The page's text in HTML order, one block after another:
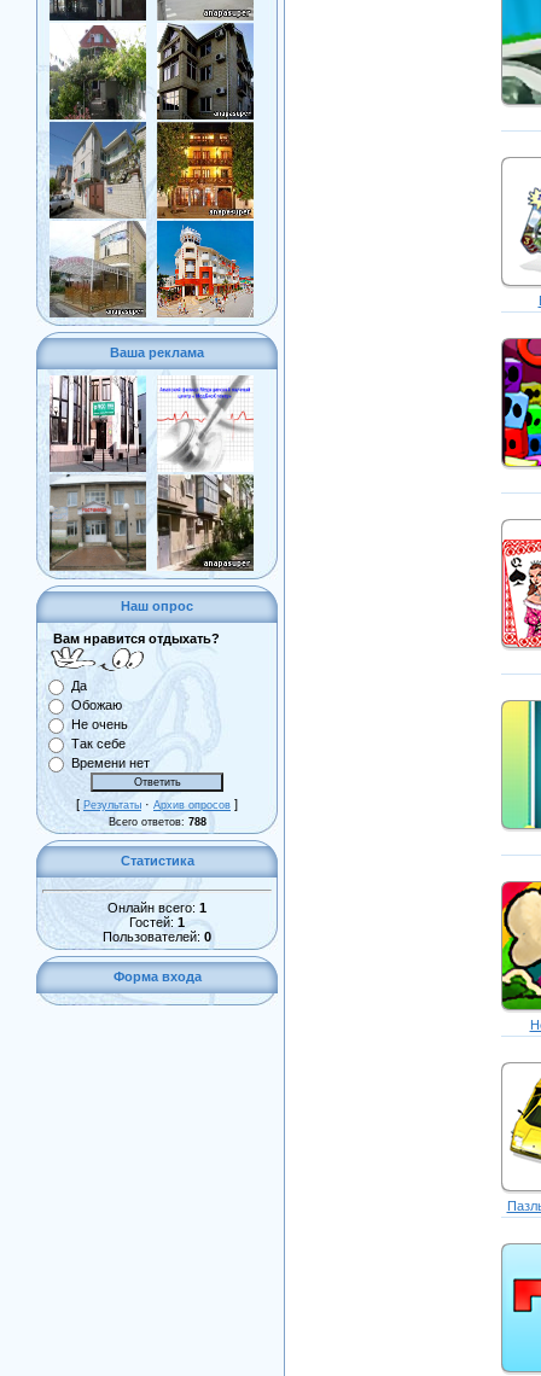
Ваша реклама
Наш опрос
Вам нравится отдыхать?
Да
Обожаю
Не очень
Так себе
Времени нет
[ Результаты · Архив опросов ]
Всего ответов: 788
Статистика
Онлайн всего: 1
Гостей: 1
Пользователей: 0
Форма входа